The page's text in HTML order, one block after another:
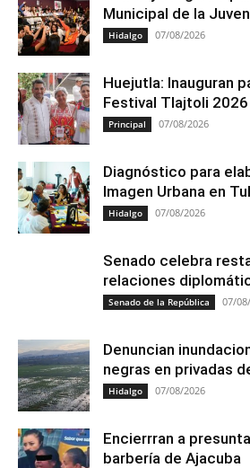
Municipal de la
Hidalgo 07/08/2026
Huejutla: Inauguran
Festival Tlajtoli 2026
Principal 07/08/2026
Diagnóstico para
Imagen Urbana en
Hidalgo 07/08/2026
Senado celebra
relaciones
Senado de la República 07/
Denuncian
negras en privadas
Hidalgo 07/08/2026
Encierrran a
barbería de Ajacuba